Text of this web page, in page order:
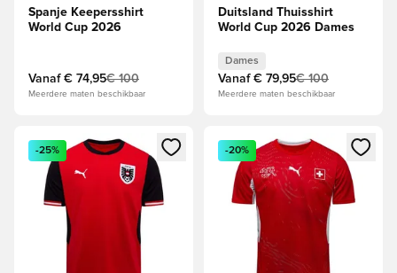
Spanje Keepersshirt
World Cup 2026
Vanaf € 74,95€ 100
Meerdere maten beschikbaar
Duitsland Thuisshirt
World Cup 2026 Dames
Dames
Vanaf € 79,95€ 100
Meerdere maten beschikbaar
Opent een venster om in te loggen of je aan te melden als
-25%
Opent een venster om in te
-20%